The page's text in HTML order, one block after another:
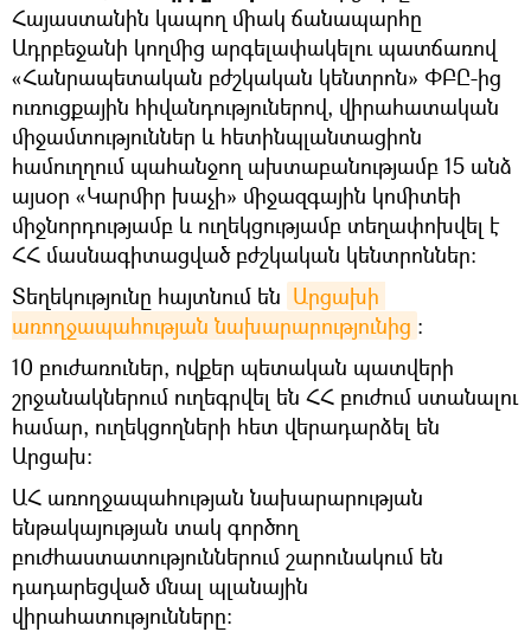
Հայաստանին կապող միակ ճանապարհը
Ադրբեջանի կողմից արգելափակելու պատճառով
«Հանրապետական բժշկական կենտրոն» ՓԲԸ-ից
ուռուցքային հիվանդություներով, վիրահատական
միջամտություններ և հետինպլանտացիոն
համուղղում պահանջող ախտաբանությամբ 15 անձ
այսօր «Կարմիր խաչի» միջազգային կոմիտեի
միջնորդությամբ և ուղեկցությամբ տեղափոխվել է
ՀՀ մասնագիտացված բժշկական կենտրոններ։
Տեղեկությունը հայտնում են Արցախի
առողջապահության նախարարությունից ։
10 բուժառուներ, ովքեր պետական պատվերի
շրջանակներում ուղեգրվել են ՀՀ բուժում ստանալու
համար, ուղեկցողների հետ վերադարձել են
Արցախ։
ԱՀ առողջապահության նախարարության
ենթակայության տակ գործող
բուժհաստատություններում շարունակում են
դադարեցված մնալ պլանային
վիրահատությունները։